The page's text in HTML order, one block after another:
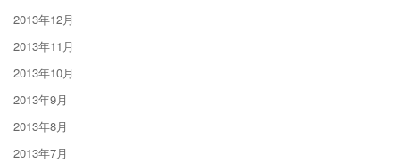
2013年12月
2013年11月
2013年10月
2013年9月
2013年8月
2013年7月